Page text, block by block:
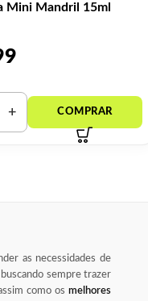
Mini Mandril 15ml
as necessidades de
buscando sempre trazer
como os melhores